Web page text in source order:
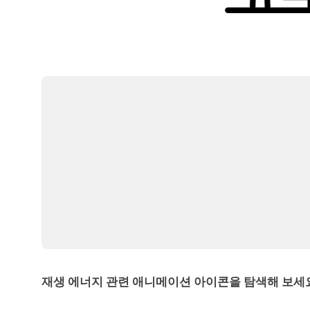
재생 에너지 관련 애니메이션 아이콘을 탐색해 보세